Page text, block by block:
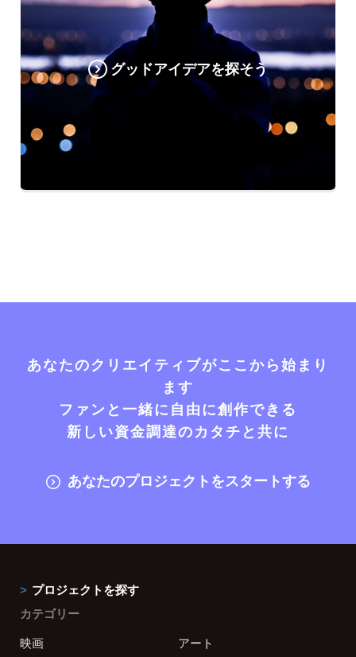
グッドアイデアを探そう
あなたのクリエイティブがここから始まり
ます
ファンと一緒に自由に創作できる
新しい資金調達のカタチと共に
あなたのプロジェクトをスタートする
プロジェクトを探す
カテゴリー
映画
アート